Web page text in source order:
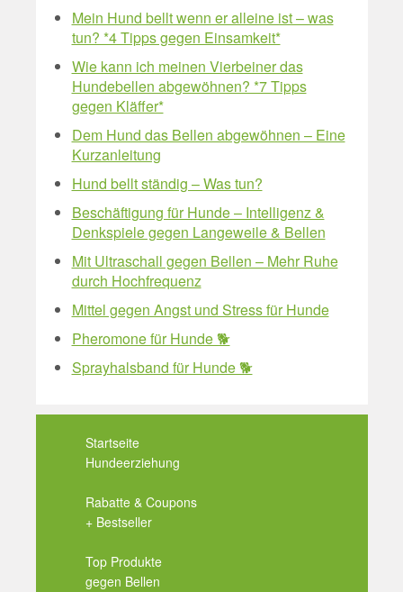
Mein Hund bellt wenn er alleine ist – was
tun? *4 Tipps gegen Einsamkeit*
Wie kann ich meinen Vierbeiner das
Hundebellen abgewöhnen? *7 Tipps
gegen Kläffer*
Dem Hund das Bellen abgewöhnen – Eine
Kurzanleitung
Hund bellt ständig – Was tun?
Beschäftigung für Hunde – Intelligenz &
Denkspiele gegen Langeweile & Bellen
Mit Ultraschall gegen Bellen – Mehr Ruhe
durch Hochfrequenz
Mittel gegen Angst und Stress für Hunde
Pheromone für Hunde 🐕
Sprayhalsband für Hunde 🐕
Startseite
Hundeerziehung
Rabatte & Coupons
+ Bestseller
Top Produkte
gegen Bellen